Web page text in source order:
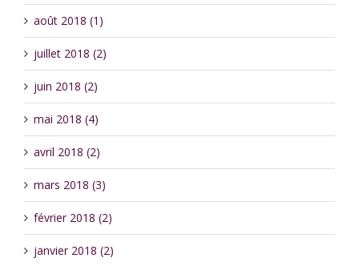
août 2018 (1)
juillet 2018 (2)
juin 2018 (2)
mai 2018 (4)
avril 2018 (2)
mars 2018 (3)
février 2018 (2)
janvier 2018 (2)